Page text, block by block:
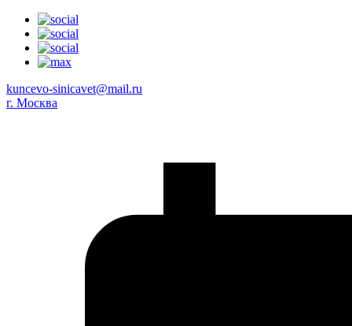
kuncevo-sinicavet@mail.ru
г. Москва